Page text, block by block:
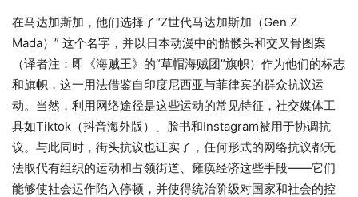
在马达加斯加，他们选择了“Z世代马达加斯加（Gen Z
Mada）” 这个名字，并以日本动漫中的骷髅头和交叉骨图案
（译者注：即《海贼王》的“草帽海贼团”旗帜）作为他们的标志
和旗帜，这一用法借鉴自印度尼西亚与菲律宾的群众抗议运
动。当然，利用网络途径是这些运动的常见特征，社交媒体工
具如Tiktok（抖音海外版）、脸书和Instagram被用于协调抗
议。与此同时，街头抗议也证实了，任何形式的网络抗议都无
法取代有组织的运动和占领街道、瘫痪经济这些手段——它们
能够使社会运作陷入停顿，并使得统治阶级对国家和社会的控